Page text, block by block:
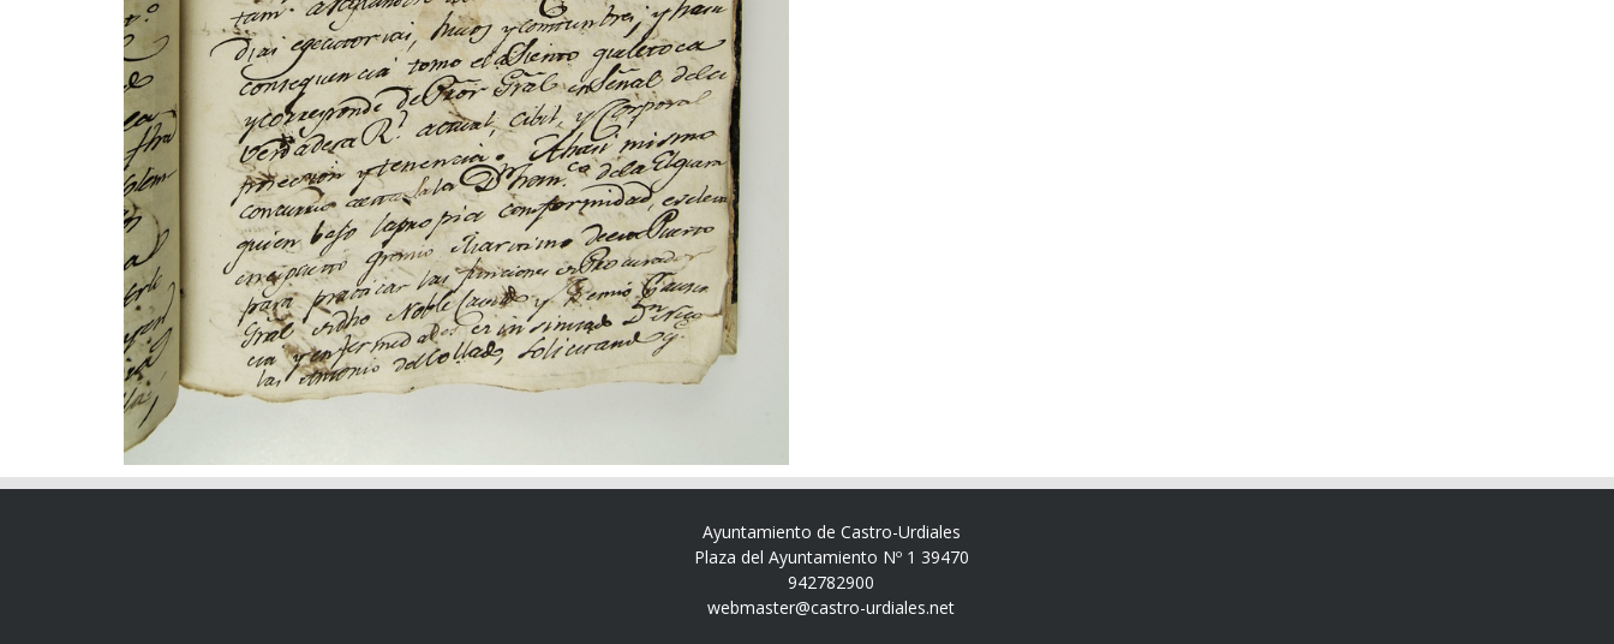
Ayuntamiento de Castro-Urdiales
Plaza del Ayuntamiento Nº 1 39470
942782900
webmaster@castro-urdiales.net